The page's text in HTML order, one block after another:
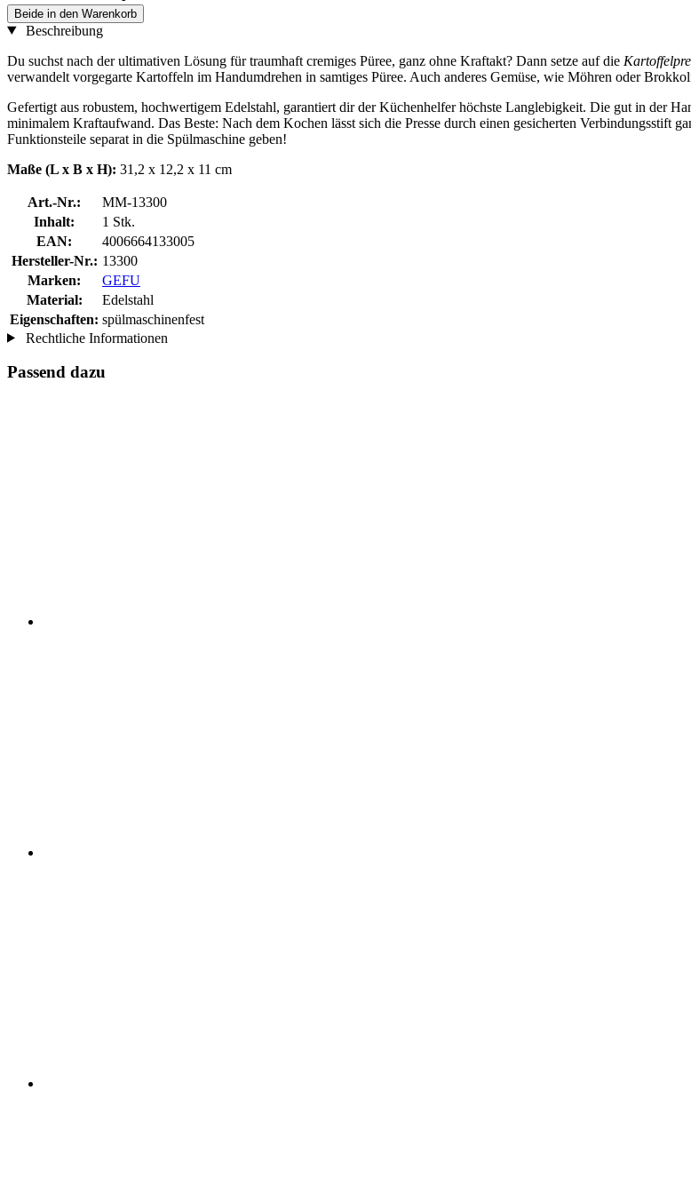
Beide in den Warenkorb
Beschreibung
Du suchst nach der ultimativen Lösung für traumhaft cremiges Püree, ganz ohne Kraftakt? Dann setze auf die
verwandelt vorgegarte Kartoffeln im Handumdrehen in samtiges Püree. Auch anderes Gemüse, wie Möhren oder
Gefertigt aus robustem, hochwertigem Edelstahl, garantiert dir der Küchenhelfer höchste Langlebigkeit. Die gut in der
minimalem Kraftaufwand. Das Beste: Nach dem Kochen lässt sich die Presse durch einen gesicherten Verbindungsstift
Funktionsteile separat in die Spülmaschine geben!
Maße (L x B x H): 31,2 x 12,2 x 11 cm
Art.-Nr.:
MM-13300
Inhalt:
1 Stk.
EAN:
4006664133005
Hersteller-Nr.: 13300
Marken:
GEFU
Material:
Edelstahl
Eigenschaften: spülmaschinenfest
Rechtliche Informationen
Passend dazu